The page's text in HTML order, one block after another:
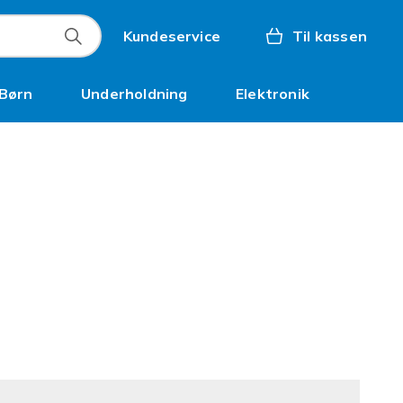
Kundeservice Til kassen
Børn Underholdning Elektronik